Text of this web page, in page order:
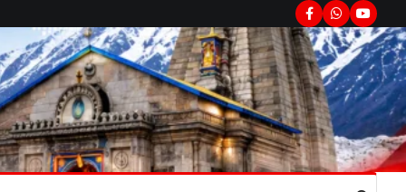
Facebook
Whatsapp
2
Admin August 6, 2026
भतरोजखान में कांग्रेस का प्रदर्शन, स्वास्थ्य मंत्री
व शिक्षा मंत्री का फूंका पुतला 'विद्यालयों में…
अल्मोड़ा उत्तराखण्ड कुमाऊं ख़बरें
रानीखेत में युवा कांग्रेस की जिला बैठक,
8 अगस्त को खड़गे की हल्द्वानी रैली को